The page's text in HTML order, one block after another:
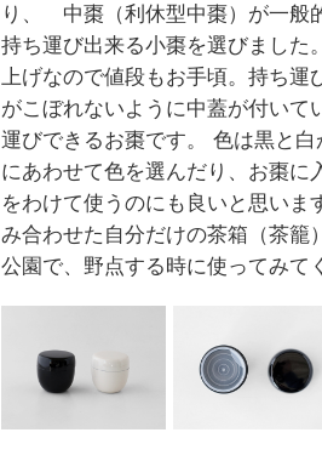
り、 中棗（利休型中棗）が一般
持ち運び出来る小棗を選びました
上げなので値段もお手頃。持ち運
がこぼれないように中蓋が付いて
運びできるお棗です。 色は黒と
にあわせて色を選んだり、お棗に
をわけて使うのにも良いと思いま
み合わせた自分だけの茶箱（茶籠
公園で、野点する時に使ってみて